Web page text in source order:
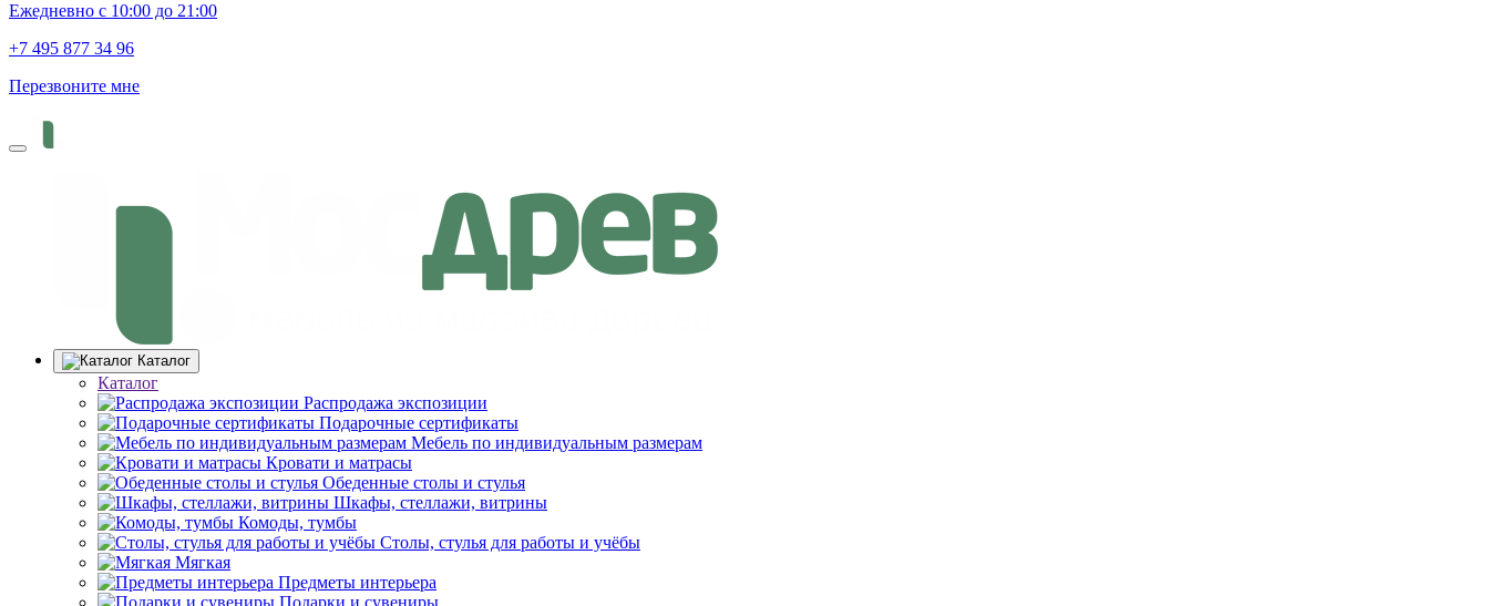
Ежедневно с 10:00 до 21:00
+7 495 877 34 96
Перезвоните мне
Каталог
Каталог
Распродажа экспозиции
Подарочные сертификаты
Мебель по индивидуальным размерам
Кровати и матрасы
Обеденные столы и стулья
Шкафы, стеллажи, витрины
Комоды, тумбы
Столы, стулья для работы и учёбы
Мягкая
Предметы интерьера
Подарки и сувениры